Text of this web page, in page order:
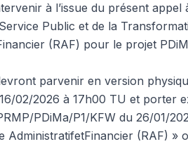
à l’issue du présent appel
Public et de la
(RAF) pour le projet
parvenir en version
02/2026 à 17h00 TU et porter
PDiMa/P1/KFW du 26/01/
AdministratifetFinancier (RAF) »